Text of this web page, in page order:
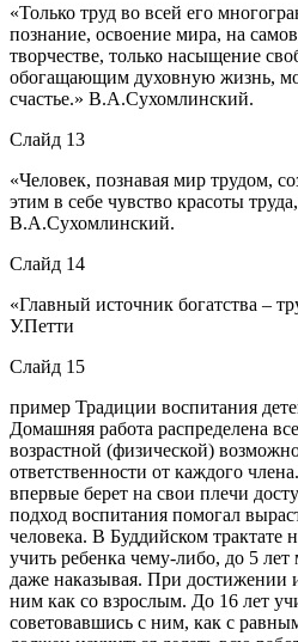
«Только труд во всей его
познание, освоение мира, на
творчестве, только насыщение
обогащающим духовную жизнь,
счастье.» В.А.Сухомлинский.
Слайд 13
«Человек, познавая мир трудом,
этим в себе чувство красоты
В.А.Сухомлинский.
Слайд 14
«Главный источник богатства –
У.Петти
Слайд 15
пример Традиции воспитания
Домашняя работа распределена
возрастной (физической)
ответственности от каждого
впервые берет на свои плечи
подход воспитания помогал
человека. В Буддийском трактате
учить ребенка чему-либо, до 5 лет
даже наказывая. При достижении
ним как со взрослым. До 16 лет
советовавшись с ним, как с